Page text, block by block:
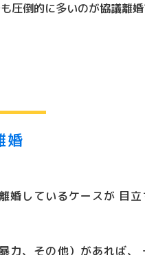
圧倒的に多いのが協議離
婚
婚しているケースが 目
力、その他）があれば